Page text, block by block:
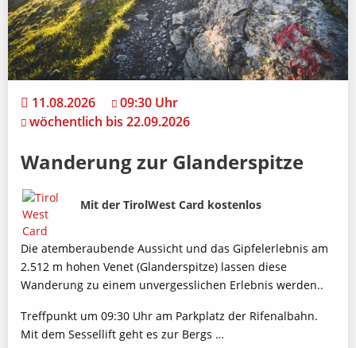
11.08.2026
09:30 Uhr
wöchentlich bis 22.09.2026
Wanderung zur Glanderspitze
Bild
Beschreibung
Mit der TirolWest Card kostenlos
Die atemberaubende Aussicht und das Gipfelerlebnis am
2.512 m hohen Venet (Glanderspitze) lassen diese
Wanderung zu einem unvergesslichen Erlebnis werden..
Treffpunkt um 09:30 Uhr am Parkplatz der Rifenalbahn.
Mit dem Sessellift geht es zur Bergs …